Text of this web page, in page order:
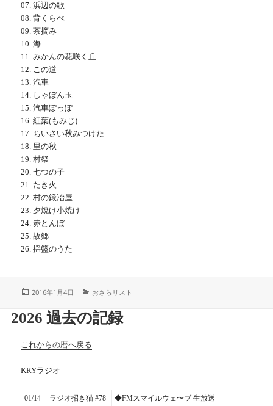
07. 浜辺の歌
08. 背くらべ
09. 茶摘み
10. 海
11. みかんの花咲く丘
12. この道
13. 汽車
14. しゃぼん玉
15. 汽車ぽっぽ
16. 紅葉(もみじ)
17. ちいさい秋みつけた
18. 里の秋
19. 村祭
20. 七つの子
21. たき火
22. 村の鍛冶屋
23. 夕焼け小焼け
24. 赤とんぼ
25. 故郷
26. 揺籃のうた
投
2016年1月4日
カ
ゴ
リ
おさらリスト
2026 過去の記録
これからの暦へ戻る
KRYラジオ
01/14 ラジオ招き猫 #78 ◆FMスマイルウェ〜ブ 生放送